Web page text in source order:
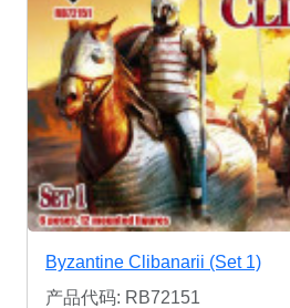
Byzantine Clibanarii (Set 1)
产品代码: RB72151